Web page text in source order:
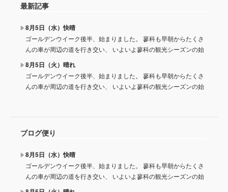
最新記事
8月5日（水）快晴
ゴールデンウイーク後半、始まりました。 蓼科も早朝からたくさ
んの車が周辺の道を行き交い、 いよいよ蓼科の観光シーズンの始
8月5日（火）晴れ
ゴールデンウイーク後半、始まりました。 蓼科も早朝からたくさ
んの車が周辺の道を行き交い、 いよいよ蓼科の観光シーズンの始
ブログ便り
8月5日（水）快晴
ゴールデンウイーク後半、始まりました。 蓼科も早朝からたくさ
んの車が周辺の道を行き交い、 いよいよ蓼科の観光シーズンの始